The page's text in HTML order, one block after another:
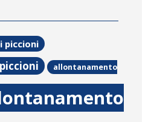
piccioni
allontanamento